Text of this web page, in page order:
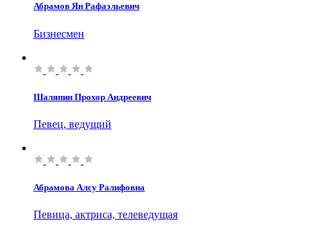
Абрамов Ян Рафаэльевич
Бизнесмен
Шаляпин Прохор Андреевич
Певец, ведущий
Абрамова Алсу Ралифовна
Певица, актриса, телеведущая